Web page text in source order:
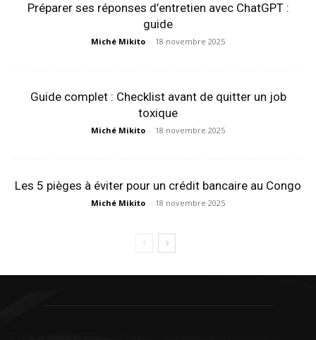
Préparer ses réponses d’entretien avec ChatGPT :
guide
Miché Mikito - 18 novembre 2025
Guide complet : Checklist avant de quitter un job
toxique
Miché Mikito - 18 novembre 2025
Les 5 pièges à éviter pour un crédit bancaire au Congo
Miché Mikito - 18 novembre 2025